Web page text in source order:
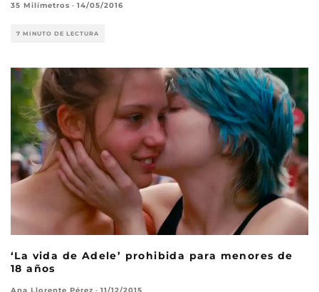
35 Milímetros · 14/05/2016
7 MINUTO DE LECTURA
‘La vida de Adele’ prohibida para menores de
18 años